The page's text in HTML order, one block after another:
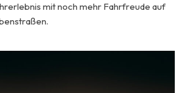
mit noch mehr Fahrfreude auf